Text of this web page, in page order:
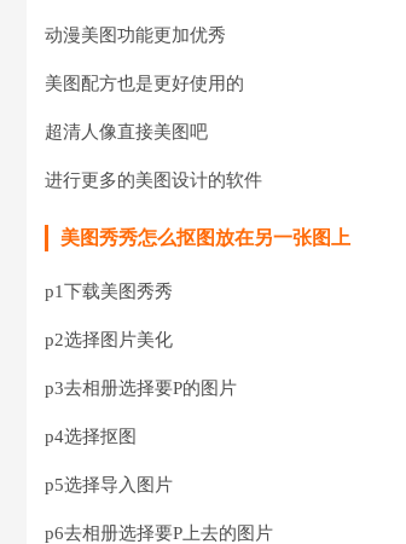
动漫美图功能更加优秀
美图配方也是更好使用的
超清人像直接美图吧
进行更多的美图设计的软件
美图秀秀怎么抠图放在另一张图上
p1下载美图秀秀
p2选择图片美化
p3去相册选择要P的图片
p4选择抠图
p5选择导入图片
p6去相册选择要P上去的图片